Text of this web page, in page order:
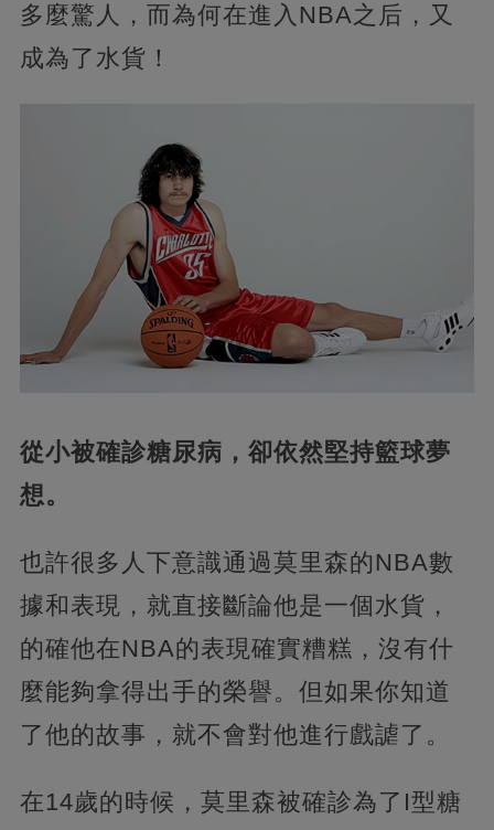
多麼驚人，而為何在進入NBA之后，又
成為了水貨！
從小被確診糖尿病，卻依然堅持籃球夢
想。
也許很多人下意識通過莫里森的NBA數
據和表現，就直接斷論他是一個水貨，
的確他在NBA的表現確實糟糕，沒有什
麼能夠拿得出手的榮譽。但如果你知道
了他的故事，就不會對他進行戲謔了。
在14歲的時候，莫里森被確診為了I型糖